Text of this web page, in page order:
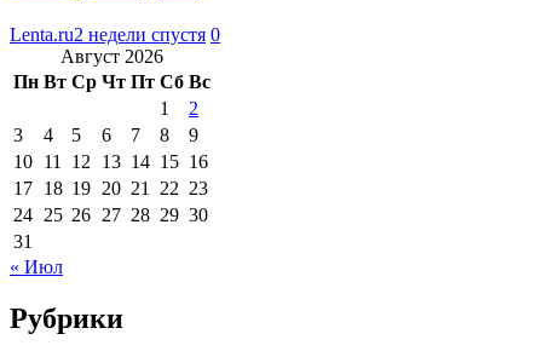
Lenta.ru2 недели спустя 0
Август 2026
Пн Вт Ср Чт Пт Сб Вс
1
2
3
4 5 6 7 8
9
10 11 12 13 14 15 16
17 18 19 20 21 22 23
24 25 26 27 28 29 30
31
« Июл
Рубрики